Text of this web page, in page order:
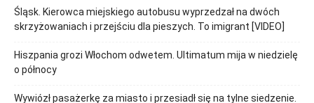
Śląsk. Kierowca miejskiego autobusu wyprzedzał na dwóch
skrzyżowaniach i przejściu dla pieszych. To imigrant [VIDEO]
Hiszpania grozi Włochom odwetem. Ultimatum mija w niedzielę
o północy
Wywiózł pasażerkę za miasto i przesiadł się na tylne siedzenie.